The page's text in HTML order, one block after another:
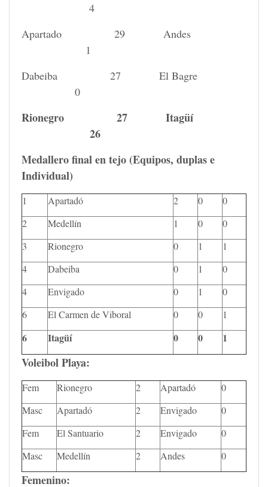
4
Apartado 29 Andes
1
Dabeiba 27 El Bagre
0
Rionegro 27 Itagüí
26
Medallero final en tejo (Equipos, duplas e
Individual)
1 Apartadó 2 0
0
2
Medellín 1 0
0
3
Rionegro 0 1
1
4
Dabeiba 0 1
0
4
Envigado 0 1
0
6
El Carmen de Viboral 0 0 1
6 Itagüí 0 0 1
Voleibol Playa:
Fem Rionegro 2 Apartadó
0
Masc
Apartadó 2 Envigado
0
Fem
El Santuario 2 Envigado
0
Masc
Medellín 2 Andes 0
Femenino: